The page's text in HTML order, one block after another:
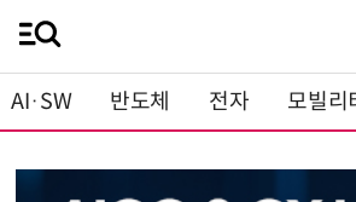
AI·SW 반도체 전자 모빌리